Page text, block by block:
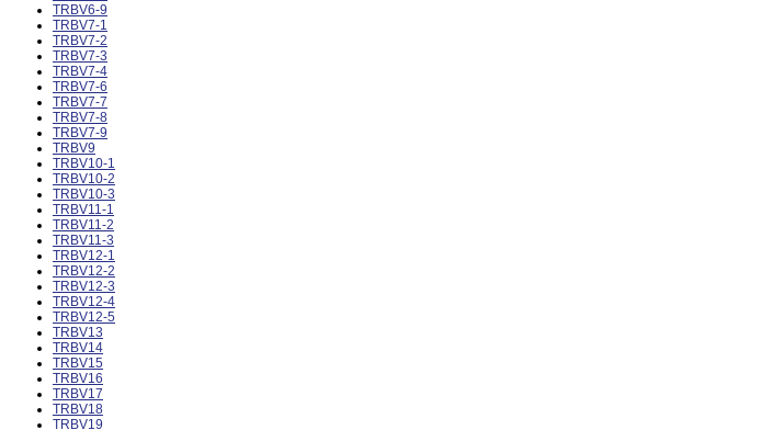
TRBV6-9
TRBV7-1
TRBV7-2
TRBV7-3
TRBV7-4
TRBV7-6
TRBV7-7
TRBV7-8
TRBV7-9
TRBV9
TRBV10-1
TRBV10-2
TRBV10-3
TRBV11-1
TRBV11-2
TRBV11-3
TRBV12-1
TRBV12-2
TRBV12-3
TRBV12-4
TRBV12-5
TRBV13
TRBV14
TRBV15
TRBV16
TRBV17
TRBV18
TRBV19